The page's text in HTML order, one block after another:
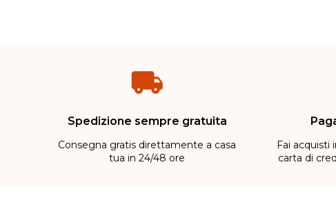
Spedizione sempre gratuita
Consegna gratis direttamente a casa
tua in 24/48 ore
Fai acquisti
carta di